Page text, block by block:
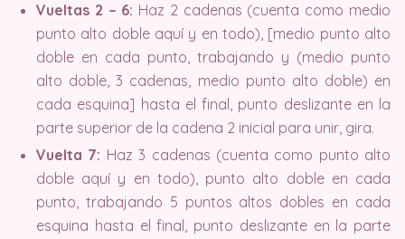
Vueltas 2 – 6: Haz 2 cadenas (cuenta como medio
punto alto doble aquí y en todo), [medio punto alto
doble en cada punto, trabajando y (medio punto
alto doble, 3 cadenas, medio punto alto doble) en
cada esquina] hasta el final, punto deslizante en la
parte superior de la cadena 2 inicial para unir, gira.
Vuelta 7: Haz 3 cadenas (cuenta como punto alto
doble aquí y en todo), punto alto doble en cada
punto, trabajando 5 puntos altos dobles en cada
esquina hasta el final, punto deslizante en la parte